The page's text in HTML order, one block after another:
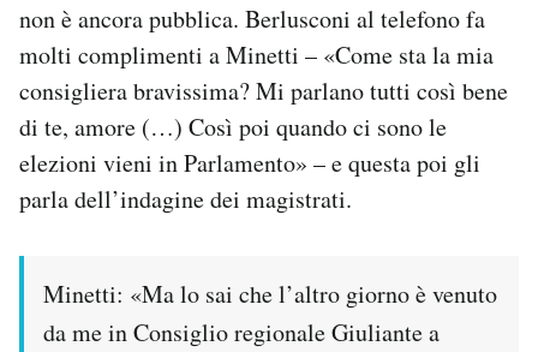
non è ancora pubblica. Berlusconi al telefono fa
molti complimenti a Minetti – «Come sta la mia
consigliera bravissima? Mi parlano tutti così bene
di te, amore (…) Così poi quando ci sono le
elezioni vieni in Parlamento» – e questa poi gli
parla dell’indagine dei magistrati.
Minetti: «Ma lo sai che l’altro giorno è venuto
da me in Consiglio regionale Giuliante a